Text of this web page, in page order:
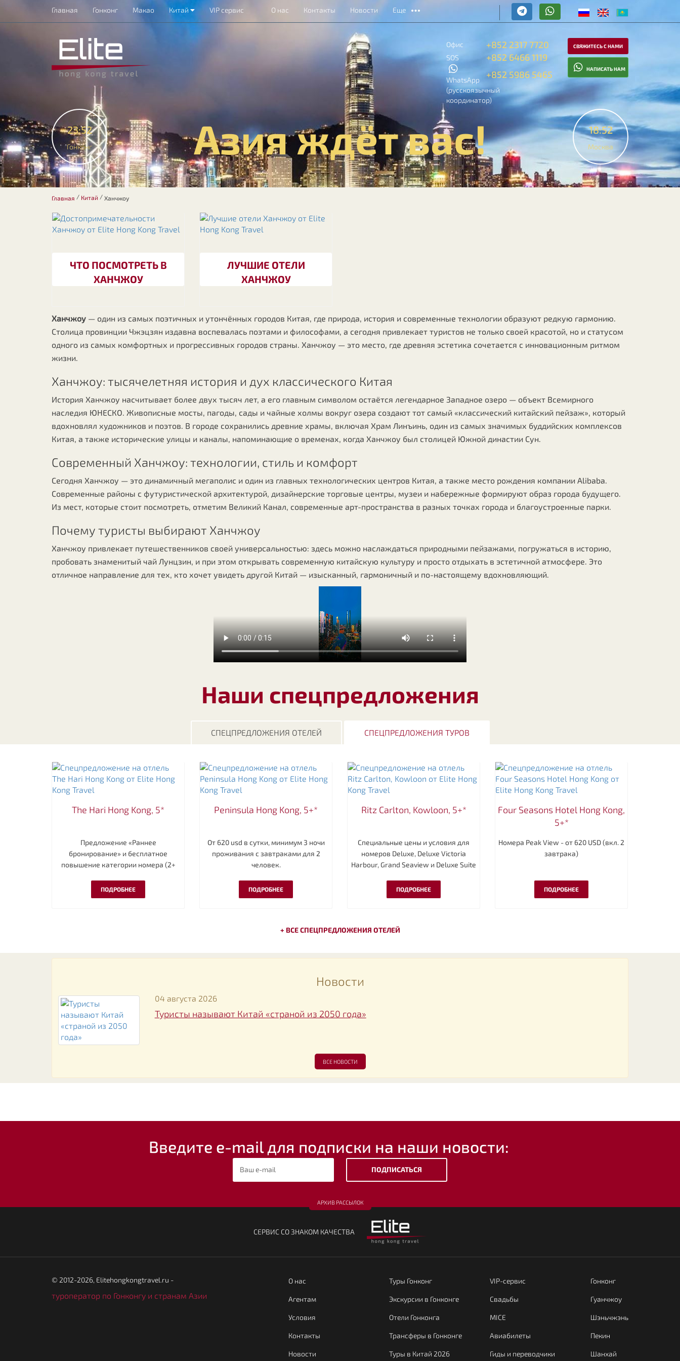
Главная Гонконг Макао Китай VIP сервис О нас Контакты Новости Еще
Офис +852 2317 7720
SOS +852 6466 1119
WhatsApp +852 5986 5465
(русскоязычный
координатор)
СВЯЖИТЕСЬ С НАМИ
НАПИСАТЬ НАМ
23:52
Гонконг Азия ждёт вас! 18:52
Москва
Главная / Китай / Ханчжоу
ЧТО ПОСМОТРЕТЬ В
ХАНЧЖОУ
ЛУЧШИЕ ОТЕЛИ
ХАНЧЖОУ
Ханчжоу — один из самых поэтичных и утончённых городов Китая, где природа, история и современные технологии образуют редкую гармонию.
Столица провинции Чжэцзян издавна воспевалась поэтами и философами, а сегодня привлекает туристов не только своей красотой, но и статусом
одного из самых комфортных и прогрессивных городов страны. Ханчжоу — это место, где древняя эстетика сочетается с инновационным ритмом
жизни.
Ханчжоу: тысячелетняя история и дух классического Китая
История Ханчжоу насчитывает более двух тысяч лет, а его главным символом остаётся легендарное Западное озеро — объект Всемирного
наследия ЮНЕСКО. Живописные мосты, пагоды, сады и чайные холмы вокруг озера создают тот самый «классический китайский пейзаж», который
вдохновлял художников и поэтов. В городе сохранились древние храмы, включая Храм Линъинь, один из самых значимых буддийских комплексов
Китая, а также исторические улицы и каналы, напоминающие о временах, когда Ханчжоу был столицей Южной династии Сун.
Современный Ханчжоу: технологии, стиль и комфорт
Сегодня Ханчжоу — это динамичный мегаполис и один из главных технологических центров Китая, а также место рождения компании Alibaba.
Современные районы с футуристической архитектурой, дизайнерские торговые центры, музеи и набережные формируют образ города будущего.
Из мест, которые стоит посмотреть, отметим Великий Канал, современные арт-пространства в разных точках города и благоустроенные парки.
Почему туристы выбирают Ханчжоу
Ханчжоу привлекает путешественников своей универсальностью: здесь можно наслаждаться природными пейзажами, погружаться в историю,
пробовать знаменитый чай Лунцзин, и при этом открывать современную китайскую культуру и просто отдыхать в эстетичной атмосфере. Это
отличное направление для тех, кто хочет увидеть другой Китай — изысканный, гармоничный и по-настоящему вдохновляющий.
Наши спецпредложения
СПЕЦПРЕДЛОЖЕНИЯ ОТЕЛЕЙ СПЕЦПРЕДЛОЖЕНИЯ ТУРОВ
The Hari Hong Kong, 5*
Предложение «Раннее
бронирование» и бесплатное
повышение категории номера (2+
ПОДРОБНЕЕ
Peninsula Hong Kong, 5+*
От 620 usd в сутки, минимум 3 ночи
проживания с завтраками для 2
человек.
ПОДРОБНЕЕ
Ritz Carlton, Kowloon, 5+*
Специальные цены и условия для
номеров Deluxe, Deluxe Victoria
Harbour, Grand Seaview и Deluxe Suite
ПОДРОБНЕЕ
Four Seasons Hotel Hong Kong,
5+*
Номера Peak View - от 620 USD (вкл. 2
завтрака)
ПОДРОБНЕЕ
+ ВСЕ СПЕЦПРЕДЛОЖЕНИЯ ОТЕЛЕЙ
Новости
04 августа 2026
Туристы называют Китай «страной из 2050 года»
ВСЕ НОВОСТИ
Введите e-mail для подписки на наши новости:
ПОДПИСАТЬСЯ
АРХИВ РАССЫЛОК
CЕРВИС СО ЗНАКОМ КАЧЕСТВА
© 2012-2026, Elitehongkongtravel.ru -
туроператор по Гонконгу и странам Азии
О нас
Агентам
Условия
Контакты
Новости
Туры Гонконг
Экскурсии в Гонконге
Отели Гонконга
Трансферы в Гонконге
Туры в Китай 2026
VIP-сервис
Свадьбы
MICE
Авиабилеты
Гиды и переводчики
Гонконг
Гуанчжоу
Шэньчжэнь
Пекин
Шанхай